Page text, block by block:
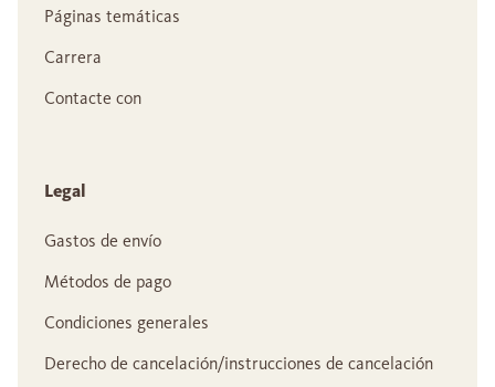
Páginas temáticas
Carrera
Contacte con
Legal
Gastos de envío
Métodos de pago
Condiciones generales
Derecho de cancelación/instrucciones de cancelación